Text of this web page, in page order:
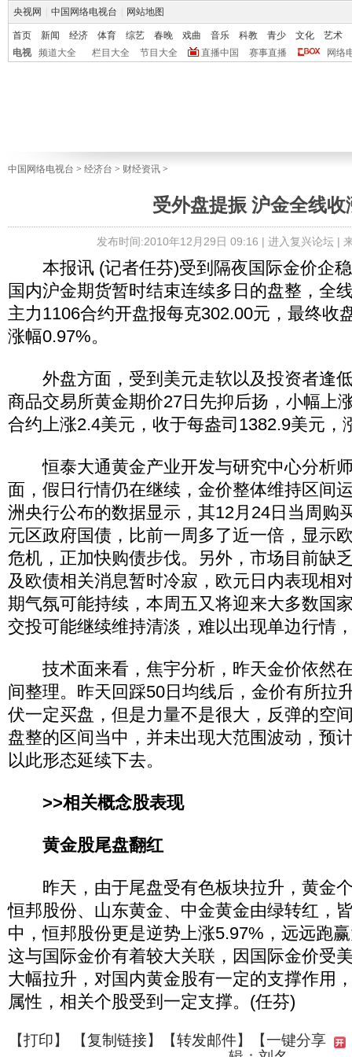
央视网 中国网络电视台 网站地图
首页 新闻 经济 体育 综艺 春晚 戏曲 音乐 科教 青少 文化
艺术
电视
频道大全 栏目大全 节目大全 直播中国 赛事直播 网络
中国网络电视台 > 经济台 > 财经资讯 >
受外盘提振 沪金全线收
发布时间:2010年12月29日 09:16 | 进入复兴论坛|
本报讯 (记者任芬)受到隔夜国际金价企稳
国内沪金期货暂时结束连续多日的盘整，全
主力1106合约开盘报每克302.00元，最终收
涨幅0.97%。
外盘方面，受到美元走软以及投资者逢
商品交易所黄金期价27日先抑后扬，小幅上
合约上涨2.4美元，收于每盎司1382.9美元，
恒泰大通黄金产业开发与研究中心分析
面，假日行情仍在继续，金价整体维持区间
洲央行公布的数据显示，其12月24日当周购
元区政府国债，比前一周多了近一倍，显示
危机，正加快购债步伐。另外，市场目前缺
及欧债相关消息暂时冷寂，欧元日内表现相
期气氛可能持续，本周五又将迎来大多数国
交投可能继续维持清淡，难以出现单边行情
技术面来看，焦宇分析，昨天金价依然在
间整理。昨天回踩50日均线后，金价有所拉
伏一定买盘，但是力量不是很大，反弹的空
盘整的区间当中，并未出现大范围波动，预
以此形态延续下去。
>>相关概念股表现
黄金股尾盘翻红
昨天，由于尾盘受有色板块拉升，黄金
恒邦股份、山东黄金、中金黄金由绿转红，
中，恒邦股份更是逆势上涨5.97%，远远跑
这与国际金价有着较大关联，因国际金价受
大幅拉升，对国内黄金股有一定的支撑作用
属性，相关个股受到一定支撑。(任芬)
【打印】 【复制链接】【转发邮件】
【一键分享